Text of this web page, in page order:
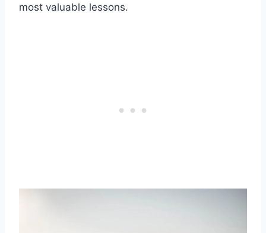
most valuable lessons.